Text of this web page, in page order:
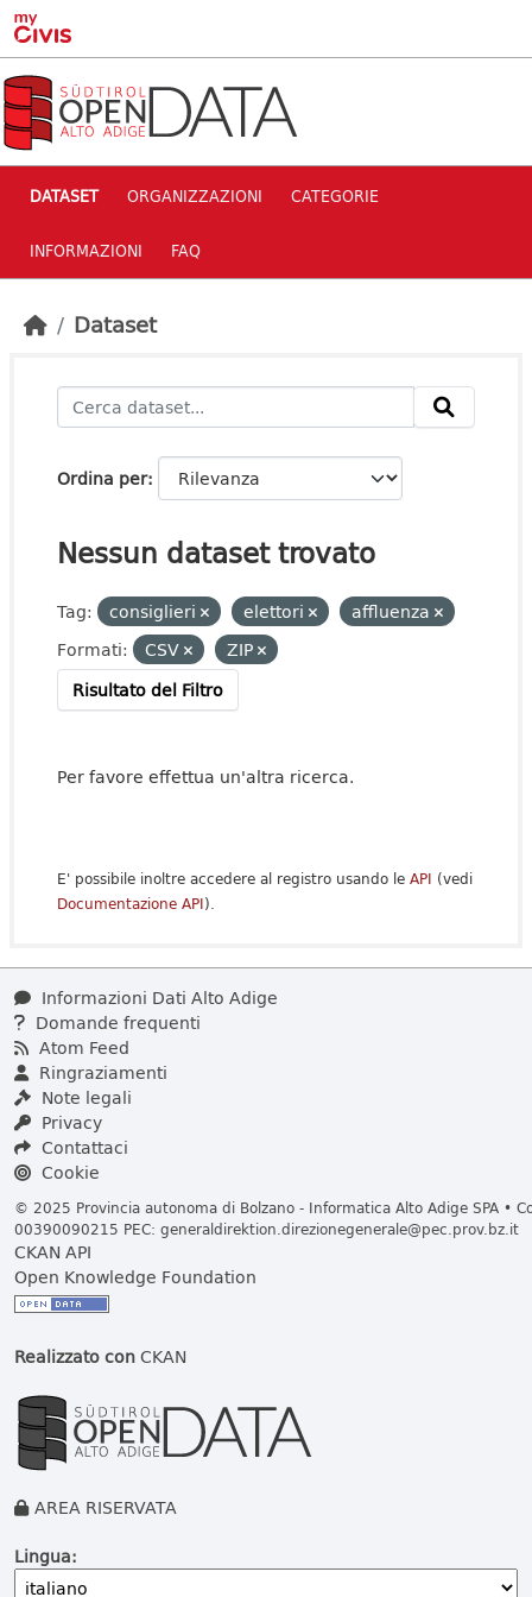
Skip to main content
DATASET ORGANIZZAZIONI CATEGORIE
INFORMAZIONI FAQ
Dataset
Ordina per
Nessun dataset trovato
Tag: consiglieri elettori
affluenza
Formati:
CSV
ZIP
Risultato del Filtro
Per favore effettua un'altra ricerca.
E' possibile inoltre accedere al registro usando le API (vedi
Documentazione API).
Informazioni Dati Alto Adige
Domande frequenti
Atom Feed
Ringraziamenti
Note legali
Privacy
Contattaci
Cookie
© 2025 Provincia autonoma di Bolzano - Informatica Alto Adige SPA •
00390090215 PEC: generaldirektion.direzionegenerale@pec.prov.bz.it
CKAN API
Open Knowledge Foundation
Realizzato conCKAN
AREA RISERVATA
Lingua